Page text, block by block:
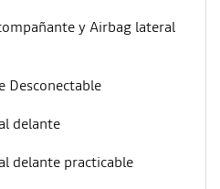
y Airbag lateral
Desconectable
delante
delante practicable